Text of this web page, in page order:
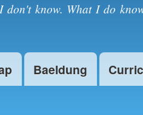
know. What I do
Baeldung